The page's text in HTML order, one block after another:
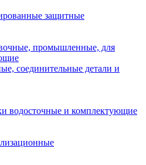
защитные
промышленные, для
соединительные детали и
водосточные и комплектующие